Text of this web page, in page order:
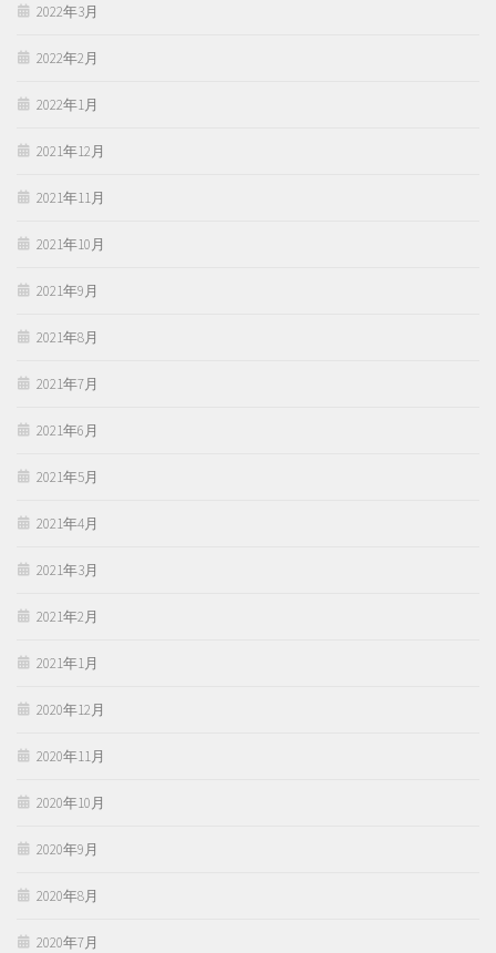
2022年3月
2022年2月
2022年1月
2021年12月
2021年11月
2021年10月
2021年9月
2021年8月
2021年7月
2021年6月
2021年5月
2021年4月
2021年3月
2021年2月
2021年1月
2020年12月
2020年11月
2020年10月
2020年9月
2020年8月
2020年7月